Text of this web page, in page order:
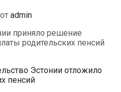
от admin
приняло решение
родительских пенсий
Эстонии отложило
пенсий